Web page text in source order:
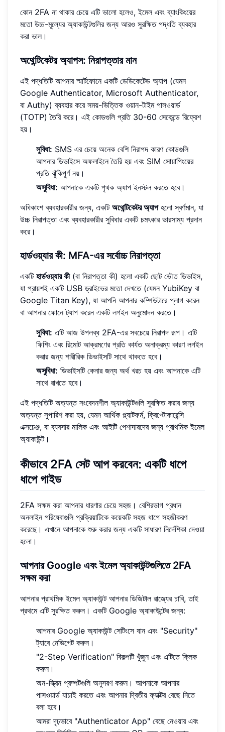
কোন 2FA না থাকার চেয়ে এটি ভালো হলেও, ইমেল এবং ব্যাংকিংয়ের
মতো উচ্চ-মূল্যের অ্যাকাউন্টগুলির জন্য আরও সুরক্ষিত পদ্ধতি ব্যবহার
করা ভাল।
অথেন্টিকেটর অ্যাপস: নিরাপত্তার মান
এই পদ্ধতিটি আপনার স্মার্টফোনে একটি ডেডিকেটেড অ্যাপ (যেমন
Google Authenticator, Microsoft Authenticator,
বা Authy) ব্যবহার করে সময়-ভিত্তিক ওয়ান-টাইম পাসওয়ার্ড
(TOTP) তৈরি করে। এই কোডগুলি প্রতি 30-60 সেকেন্ডে রিফ্রেশ
হয়।
সুবিধা: SMS এর চেয়ে অনেক বেশি নিরাপদ কারণ কোডগুলি
আপনার ডিভাইসে অফলাইনে তৈরি হয় এবং SIM সোয়াপিংয়ের
প্রতি ঝুঁকিপূর্ণ নয়।
অসুবিধা: আপনাকে একটি পৃথক অ্যাপ ইনস্টল করতে হবে।
অধিকাংশ ব্যবহারকারীর জন্য, একটি অথেন্টিকেটর অ্যাপহলো স্বর্ণমান, যা
উচ্চ নিরাপত্তা এবং ব্যবহারকারীর সুবিধার একটি চমৎকার ভারসাম্য প্রদান
করে।
হার্ডওয়্যার কী: MFA-এর সর্বোচ্চ নিরাপত্তা
একটি হার্ডওয়্যার কী(বা নিরাপত্তা কী) হলো একটি ছোট ভৌত ডিভাইস,
যা প্রায়শই একটি USB ড্রাইভের মতো দেখতে (যেমন YubiKey বা
Google Titan Key), যা আপনি আপনার কম্পিউটারে প্লাগ করেন
বা আপনার ফোনে ট্যাপ করেন একটি লগইন অনুমোদন করতে।
সুবিধা: এটি আজ উপলব্ধ 2FA-এর সবচেয়ে নিরাপদ রূপ। এটি
ফিশিং এবং রিমোট আক্রমণের প্রতি কার্যত অনাক্রম্য কারণ লগইন
করার জন্য শারীরিক ডিভাইসটি সাথে থাকতে হবে।
অসুবিধা: ডিভাইসটি কেনার জন্য অর্থ খরচ হয় এবং আপনাকে এটি
সাথে রাখতে হবে।
এই পদ্ধতিটি অত্যন্ত সংবেদনশীল অ্যাকাউন্টগুলি সুরক্ষিত করার জন্য
অত্যন্ত সুপারিশ করা হয়, যেমন আর্থিক প্ল্যাটফর্ম, ক্রিপ্টোকারেন্সি
এক্সচেঞ্জ, বা ব্যবসার মালিক এবং আইটি পেশাদারদের জন্য প্রাথমিক ইমেল
অ্যাকাউন্ট।
কীভাবে 2FA সেট আপ করবেন: একটি ধাপে
ধাপে গাইড
2FA সক্ষম করা আপনার ধারণার চেয়ে সহজ। বেশিরভাগ প্রধান
অনলাইন পরিষেবাগুলি প্রক্রিয়াটিকে কয়েকটি সহজ ধাপে সহজীকরণ
করেছে। এখানে আপনাকে শুরু করার জন্য একটি সাধারণ নির্দেশিকা দেওয়া
হলো।
আপনার Google এবং ইমেল অ্যাকাউন্টগুলিতে 2FA
সক্ষম করা
আপনার প্রাথমিক ইমেল অ্যাকাউন্ট আপনার ডিজিটাল রাজ্যের চাবি, তাই
প্রথমে এটি সুরক্ষিত করুন। একটি Google অ্যাকাউন্টের জন্য:
আপনার Google অ্যাকাউন্ট সেটিংসে যান এবং "Security"
ট্যাবে নেভিগেট করুন।
"2-Step Verification" বিকল্পটি খুঁজুন এবং এটিতে ক্লিক
করুন।
অন-স্ক্রিন প্রম্পটগুলি অনুসরণ করুন। আপনাকে আপনার
পাসওয়ার্ড যাচাই করতে এবং আপনার দ্বিতীয় ফ্যাক্টর বেছে নিতে
বলা হবে।
আমরা দৃঢ়ভাবে "Authenticator App" বেছে নেওয়ার এবং